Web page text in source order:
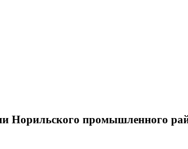
Норильского промышленного